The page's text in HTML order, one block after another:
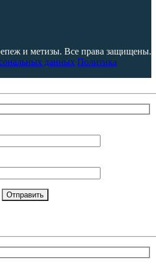
и метизы. Все права защищены.
данных Политика